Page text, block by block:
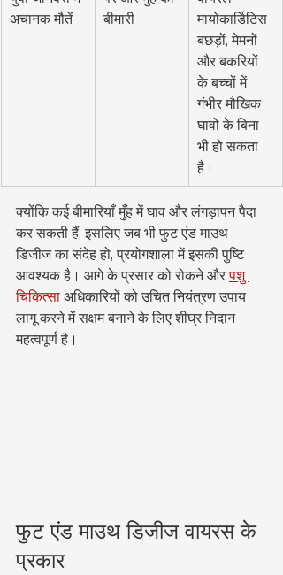
अचानक मौतें
बीमारी
मायोकार्डिटिस
बछड़ों, मेमनों
और बकरियों
के बच्चों में
गंभीर मौखिक
घावों के बिना
भी हो सकता
है।
क्योंकि कई बीमारियाँ मुँह में घाव और लंगड़ापन पैदा
कर सकती हैं, इसलिए जब भी फुट एंड माउथ
डिजीज का संदेह हो, प्रयोगशाला में इसकी पुष्टि
आवश्यक है। आगे के प्रसार को रोकने और पशु
चिकित्सा अधिकारियों को उचित नियंत्रण उपाय
लागू करने में सक्षम बनाने के लिए शीघ्र निदान
महत्वपूर्ण है।
फुट एंड माउथ डिजीज वायरस के
प्रकार